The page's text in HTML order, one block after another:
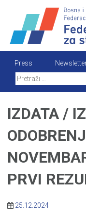
content
Press
IZDATA /
PRVI
25.12.2024